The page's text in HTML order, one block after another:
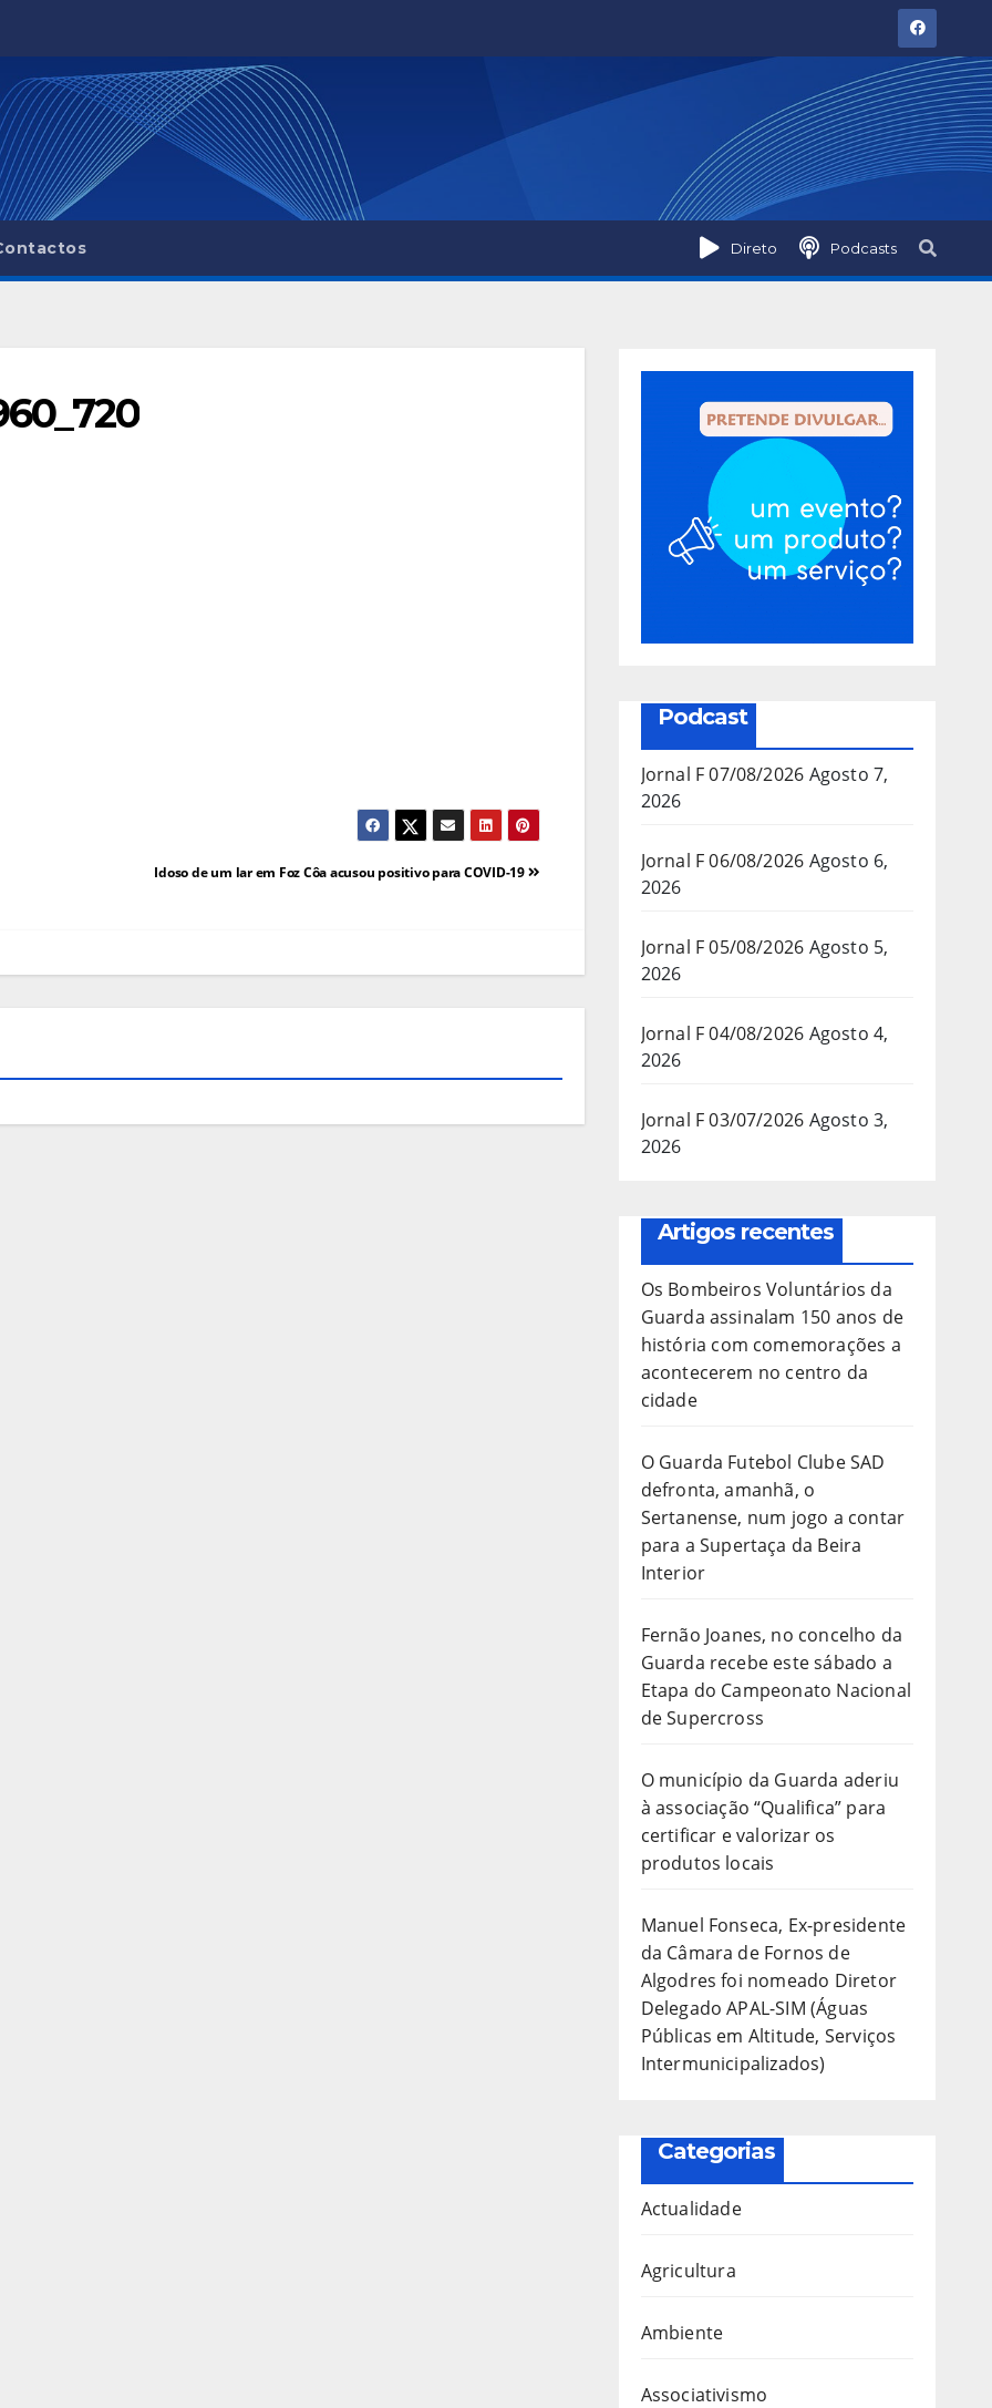
Direto Podcasts
Idoso de um lar em Foz Côa acusou positivo para COVID-19
Podcast
Jornal F 07/08/2026 Agosto 7,
2026
Jornal F 06/08/2026 Agosto 6,
2026
Jornal F 05/08/2026 Agosto 5,
2026
Jornal F 04/08/2026 Agosto 4,
2026
Jornal F 03/07/2026 Agosto 3,
2026
Artigos recentes
Os Bombeiros Voluntários da
Guarda assinalam 150 anos de
história com comemorações a
acontecerem no centro da
cidade
O Guarda Futebol Clube SAD
defronta, amanhã, o
Sertanense, num jogo a contar
para a Supertaça da Beira
Interior
Fernão Joanes, no concelho da
Guarda recebe este sábado a
Etapa do Campeonato Nacional
de Supercross
O município da Guarda aderiu
à associação “Qualifica” para
certificar e valorizar os
produtos locais
Manuel Fonseca, Ex-presidente
da Câmara de Fornos de
Algodres foi nomeado Diretor
Delegado APAL-SIM (Águas
Públicas em Altitude, Serviços
Intermunicipalizados)
Categorias
Actualidade
Agricultura
Ambiente
Associativismo